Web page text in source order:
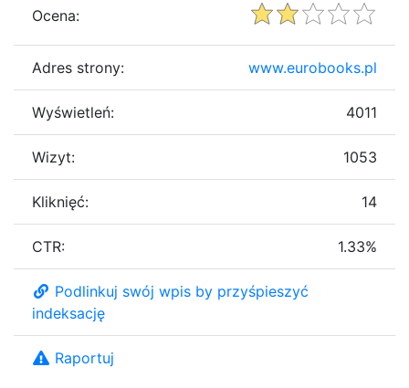
Ocena:
Adres strony: www.eurobooks.pl
Wyświetleń: 4011
Wizyt: 1053
Kliknięć: 14
CTR: 1.33%
Podlinkuj swój wpis by przyśpieszyć
indeksację
Raportuj